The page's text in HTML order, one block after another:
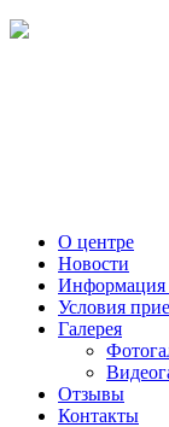
О центре
Новости
Информация
Условия
Галерея
Отзывы
Контакты